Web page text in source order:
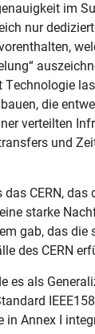
im
nur
Technologie
die
verteilten
und
CERN, das
starke
gab, das die
des CERN
es als
in Annex I